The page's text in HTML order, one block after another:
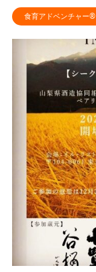
食育アドベンチャー®